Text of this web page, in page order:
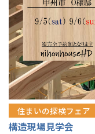
住まいの探検フェア
構造現場見学会